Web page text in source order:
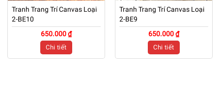
Tranh Trang Trí Canvas Loại
2-BE10
650.000 ₫
Chi tiết
Tranh Trang Trí Canvas Loại
2-BE9
650.000 ₫
Chi tiết